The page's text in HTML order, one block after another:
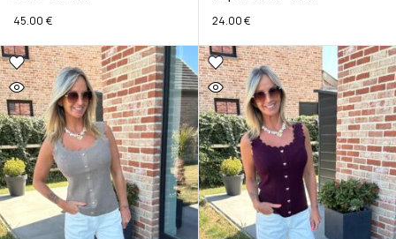
45.00 € 24.00€